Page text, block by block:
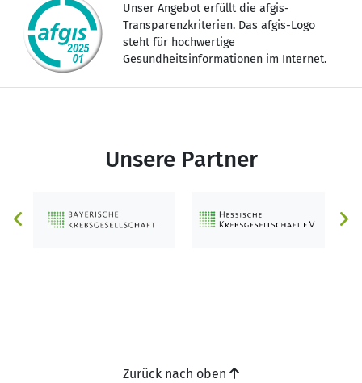
Unser Angebot erfüllt die afgis-
Transparenzkriterien. Das afgis-Logo
steht für hochwertige
Gesundheitsinformationen im Internet.
Unsere Partner
Zurück nach oben